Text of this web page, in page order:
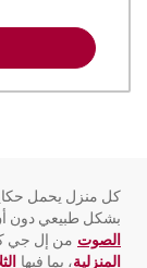
كل منزل يحمل
بشكل طبيعي دون
الصوت من إل جي
المنزلية، بما فيها